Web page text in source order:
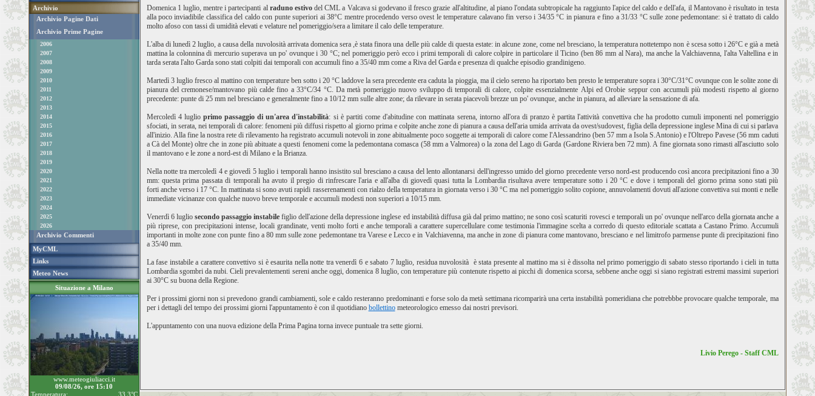
Archivio
Archivio Pagine Dati
Archivio Prime Pagine
2006
2007
2008
2009
2010
2011
2012
2013
2014
2015
2016
2017
2018
2019
2020
2021
2022
2023
2024
2025
2026
Archivio Commenti
MyCML
Links
Meteo News
Situazione a Milano
www.meteogiuliacci.it
09/08/26, ore 15:10
Temperatura:
33.3°C
Domenica 1 luglio, mentre i partecipanti al raduno estivodel CML a Valcava si godevano il fresco grazie all'altitudine, al piano l'ondata subtropicale ha raggiunto l'apice del caldo e dell'afa, il Mantovano è risultato in testa
alla poco inviadibile classifica del caldo con punte superiori ai 38°C mentre procedendo verso ovest le temperature calavano fin verso i 34/35 °C in pianura e fino a 31/33 °C sulle zone pedemontane: si è trattato di caldo
molto afoso con tassi di umidità elevati e velature nel pomeriggio/sera a limitare il calo delle temperature.
L'alba di lunedì 2 luglio, a causa della nuvolosità arrivata domenica sera ,è stata finora una delle più calde di questa estate: in alcune zone, come nel bresciano, la temperatura nottetempo non è scesa sotto i 26°C e già a metà
mattina la colonnina di mercurio superava un po' ovunque i 30 °C; nel pomeriggio però ecco i primi temporali di calore colpire in particolare il Ticino (ben 86 mm al Nara), ma anche la Valchiavenna, l'alta Valtellina e in
tarda serata l'alto Garda sono stati colpiti dai temporali con accumuli fino a 35/40 mm come a Riva del Garda e presenza di qualche episodio grandinigeno.
Martedì 3 luglio fresco al mattino con temperature ben sotto i 20 °C laddove la sera precedente era caduta la pioggia, ma il cielo sereno ha riportato ben presto le temperature sopra i 30°C/31°C ovunque con le solite zone di
pianura del cremonese/mantovano più calde fino a 33°C/34 °C. Da metà pomeriggio nuovo sviluppo di temporali di calore, colpite essenzialmente Alpi ed Orobie seppur con accumuli più modesti rispetto al giorno
precedente: punte di 25 mm nel bresciano e generalmente fino a 10/12 mm sulle altre zone; da rilevare in serata piacevoli brezze un po' ovunque, anche in pianura, ad alleviare la sensazione di afa.
Mercoledì 4 luglio primo passaggio di un'area d'instabilità: si è partiti come d'abitudine con mattinata serena, intorno all'ora di pranzo è partita l'attività convettiva che ha prodotto cumuli imponenti nel pomeriggio
sfociati, in serata, nei temporali di calore: fenomeni più diffusi rispetto al giorno prima e colpite anche zone di pianura a causa dell'aria umida arrivata da ovest/sudovest, figlia della depressione inglese Mina di cui si parlava
all'inizio. Alla fine la nostra rete di rilevamento ha registrato accumuli notevoli in zone abitualmente poco soggette ai temporali di calore come l'Alessandrino (ben 57 mm a Isola S.Antonio) e l'Oltrepo Pavese (56 mm caduti
a Cà del Monte) oltre che in zone più abituate a questi fenomeni come la pedemontana comasca (58 mm a Valmorea) o la zona del Lago di Garda (Gardone Riviera ben 72 mm). A fine giornata sono rimasti all'asciutto solo
il mantovano e le zone a nord-est di Milano e la Brianza.
Nella notte tra mercoledì 4 e giovedì 5 luglio i temporali hanno insistito sul bresciano a causa del lento allontanarsi dell'ingresso umido del giorno precedente verso nord-est producendo così ancora precipitazioni fino a 30
mm: questa prima passata di temporali ha avuto il pregio di rinfrescare l'aria e all'alba di giovedì quasi tutta la Lombardia risultava avere temperature sotto i 20 °C e dove i temporali del giorno prima sono stati più
forti anche verso i 17 °C. In mattinata si sono avuti rapidi rasserenamenti con rialzo della temperatura in giornata verso i 30 °C ma nel pomeriggio solito copione, annuvolamenti dovuti all'azione convettiva sui monti e nelle
immediate vicinanze con qualche nuovo breve temporale e accumuli modesti non superiori a 10/15 mm.
Venerdì 6 luglio secondo passaggio instabilefiglio dell'azione della depressione inglese ed instabilità diffusa già dal primo mattino; ne sono così scaturiti rovesci e temporali un po' ovunque nell'arco della giornata anche a
più riprese, con precipitazioni intense, locali grandinate, venti molto forti e anche temporali a carattere supercellulare come testimonia l'immagine scelta a corredo di questo editoriale scattata a Castano Primo. Accumuli
importanti in molte zone con punte fino a 80 mm sulle zone pedemontane tra Varese e Lecco e in Valchiavenna, ma anche in zone di pianura come mantovano, bresciano e nel limitrofo parmense punte di precipitazioni fino
a 35/40 mm.
La fase instabile a carattere convettivo si è esaurita nella notte tra venerdì 6 e sabato 7 luglio, residua nuvolosità è stata presente al mattino ma si è dissolta nel primo pomeriggio di sabato stesso riportando i cieli in tutta
Lombardia sgombri da nubi. Cieli prevalentementi sereni anche oggi, domenica 8 luglio, con temperature più contenute rispetto ai picchi di domenica scorsa, sebbene anche oggi si siano registrati estremi massimi superiori
ai 30°C su buona della Regione.
Per i prossimi giorni non si prevedono grandi cambiamenti, sole e caldo resteranno predominanti e forse solo da metà settimana ricomparirà una certa instabilità pomeridiana che potrebbbe provocare qualche temporale, ma
per i dettagli del tempo dei prossimi giorni l'appuntamento è con il quotidiano bollettinometeorologico emesso dai nostri previsori.
L'appuntamento con una nuova edizione della Prima Pagina torna invece puntuale tra sette giorni.
Livio Perego - Staff CML